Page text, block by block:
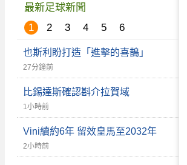
最新足球新聞
1
2 3 4 5 6
也斯利盼打造「進擊的喜鵲」
27分鐘前
比錫達斯確認斟介拉賀域
1小時前
Vini續約6年 留效皇馬至2032年
2小時前